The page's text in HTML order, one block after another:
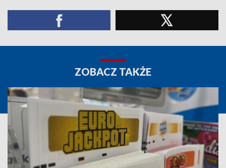
ZOBACZ TAKŻE